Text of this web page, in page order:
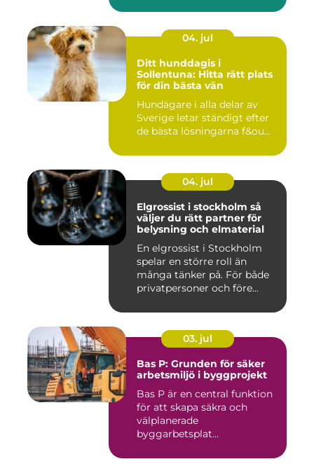
04. jul
Ditt hunddagis i
Sollentuna: Hitta rätt plats
för din bästa vän
Hundägare i alla delar av
Sverige letar ständigt efter
de bästa lösningarna f&ou...
04. jul
Elgrossist i stockholm så
väljer du rätt partner för
belysning och elmaterial
En elgrossist i Stockholm
spelar en större roll än
många tänker på. För både
privatpersoner och före...
03. jul
Bas P: Grunden för säker
arbetsmiljö i byggprojekt
Bas P är en central funktion
för att skapa säkra och
välplanerade
byggarbetsplat...